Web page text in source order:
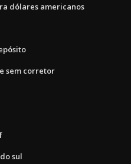
dólares americanos
sem corretor
sul